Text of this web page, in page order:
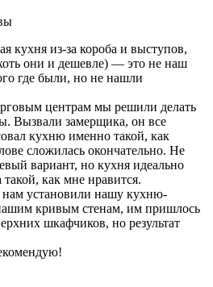
кухня из-за короба и выступов,
они и дешевле) — это не наш
где были, но не нашли
центрам мы решили делать
Вызвали замерщика, он все
кухню именно такой, как
сложилась окончательно. Не
вариант, но кухня идеально
как мне нравится.
установили нашу кухню-
кривым стенам, им пришлось
шкафчиков, но результат